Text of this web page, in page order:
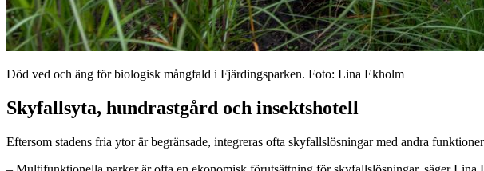
Död ved och äng för biologisk mångfald i Fjärdingsparken. Foto: Lina Ekholm
Skyfallsyta, hundrastgård och insektshotell
Eftersom stadens fria ytor är begränsade, integreras ofta skyfallslösningar med andra